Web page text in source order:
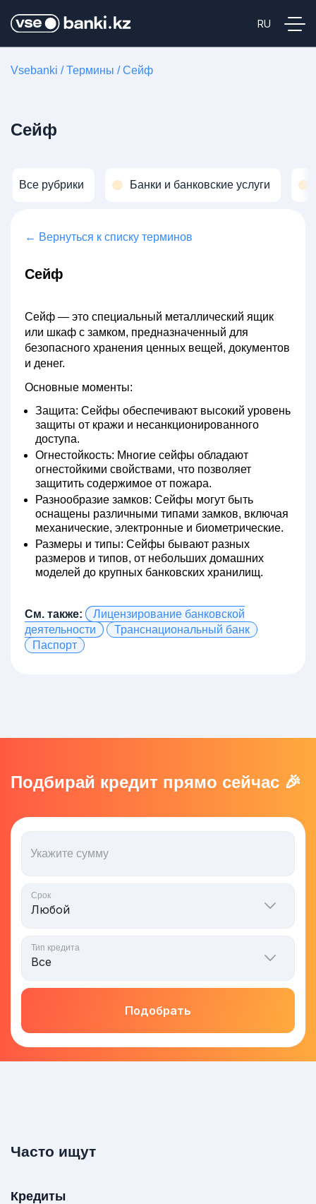
Vsebanki /Термины /Сейф
Сейф
Все рубрики Банки и банковские услуги
← Вернуться к списку терминов
Сейф
Сейф — это специальный металлический ящик
или шкаф с замком, предназначенный для
безопасного хранения ценных вещей, документов
и денег.
Основные моменты:
Защита: Сейфы обеспечивают высокий уровень
защиты от кражи и несанкционированного
доступа.
Огнестойкость: Многие сейфы обладают
огнестойкими свойствами, что позволяет
защитить содержимое от пожара.
Разнообразие замков: Сейфы могут быть
оснащены различными типами замков, включая
механические, электронные и биометрические.
Размеры и типы: Сейфы бывают разных
размеров и типов, от небольших домашних
моделей до крупных банковских хранилищ.
См. также:
Лицензирование банковской
деятельности
Транснациональный банк
Паспорт
Подбирай кредит прямо сейчас 🎉
Укажите сумму
Срок
Тип кредита
Подобрать
Часто ищут
Кредиты